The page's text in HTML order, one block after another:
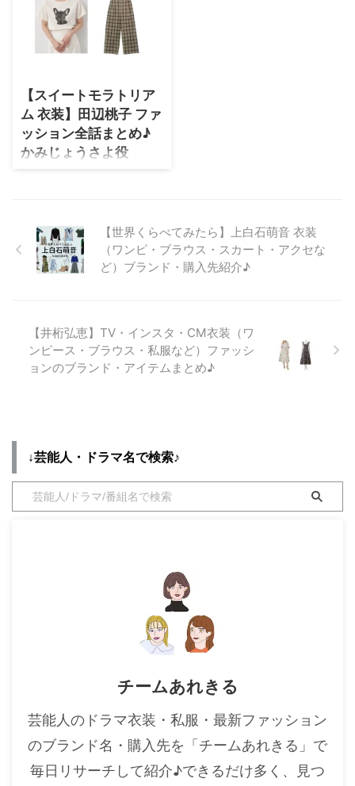
【スイートモラトリア
ム 衣装】田辺桃子 ファ
ッション全話まとめ♪
かみじょうさよ役
（服・バッグ・アクセ
【スイートモラトリアム】田辺桃
子さん(かみじょうさよ役)のドラ
マ衣装(服･バッグ･アクセなど)や
【世界くらべてみたら】上白石萌音 衣装
（ワンピ・ブラウス・スカート・アクセな
ど）ブランド・購入先紹介♪
【井桁弘恵】TV・インスタ・CM衣装（ワ
ンピース・ブラウス・私服など）ファッシ
ョンのブランド・アイテムまとめ♪
↓芸能人・ドラマ名で検索♪
チームあれきる
芸能人のドラマ衣装・私服・最新ファッション
のブランド名・購入先を「チームあれきる」で
毎日リサーチして紹介♪できるだけ多く、見つ